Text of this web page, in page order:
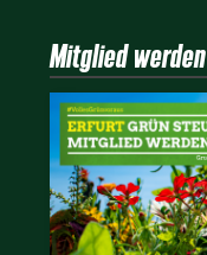
Mitglied werden